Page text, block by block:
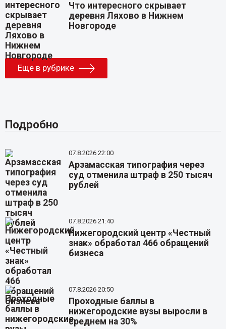
Что интересного скрывает
деревня Ляхово в Нижнем
Новгороде
Еще в рубрике
Подробно
07.8.2026 22:00
Арзамасская типография через
суд отменила штраф в 250 тысяч
рублей
07.8.2026 21:40
Нижегородский центр «Честный
знак» обработал 466 обращений
бизнеса
07.8.2026 20:50
Проходные баллы в
нижегородские вузы выросли в
среднем на 30%